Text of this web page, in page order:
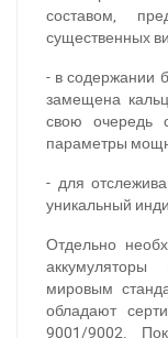
составом,
существенных
- в содержании
замещена
свою очередь
параметры
- для
уникальный
Отдельно
мировым
обладают
9001/9002.
За відсутності